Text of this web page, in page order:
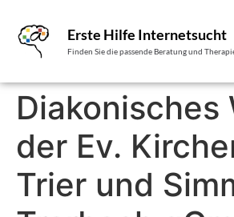
Erste Hilfe Internetsucht
Finden Sie die passende Beratung und
Diakonisches
der Ev.
Trier und